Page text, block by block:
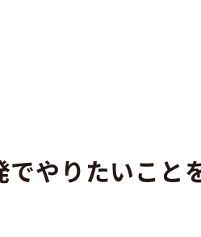
でやりたいこと